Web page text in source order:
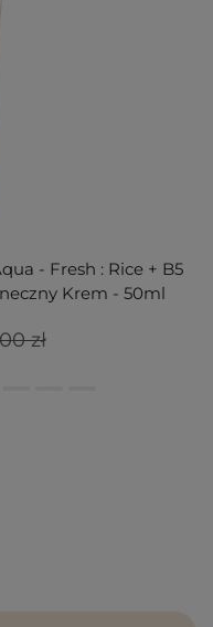
- Fresh : Rice + B5
Krem - 50ml
zł